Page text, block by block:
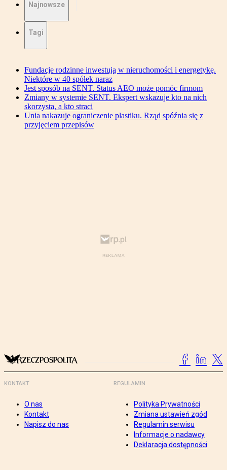
Najnowsze
Tagi
Fundacje rodzinne inwestują w nieruchomości i energetykę.
Niektóre w 40 spółek naraz
Jest sposób na SENT. Status AEO może pomóc firmom
Zmiany w systemie SENT. Ekspert wskazuje kto na nich
skorzysta, a kto straci
Unia nakazuje ograniczenie plastiku. Rząd spóźnia się z
przyjęciem przepisów
KONTAKT
O nas
Kontakt
Napisz do nas
REGULAMIN
Polityka Prywatności
Zmiana ustawień zgód
Regulamin serwisu
Informacje o nadawcy
Deklaracja dostępności